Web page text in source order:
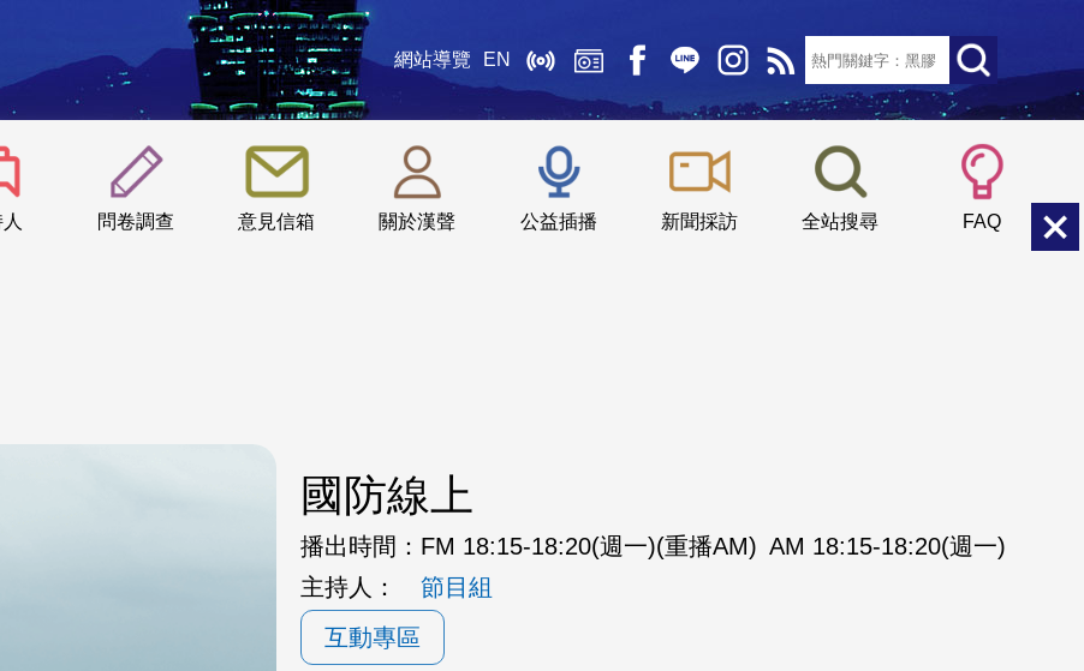
網站導覽 EN
問卷調查 意見信箱 關於漢聲 公益插播 新聞採訪 全站搜尋 FAQ
::: 小 中
國防線上
播出時間： FM 18:15-18:20(週一)(重播AM) AM 18:15-18:20(週一)
主持人：
節目組
互動專區